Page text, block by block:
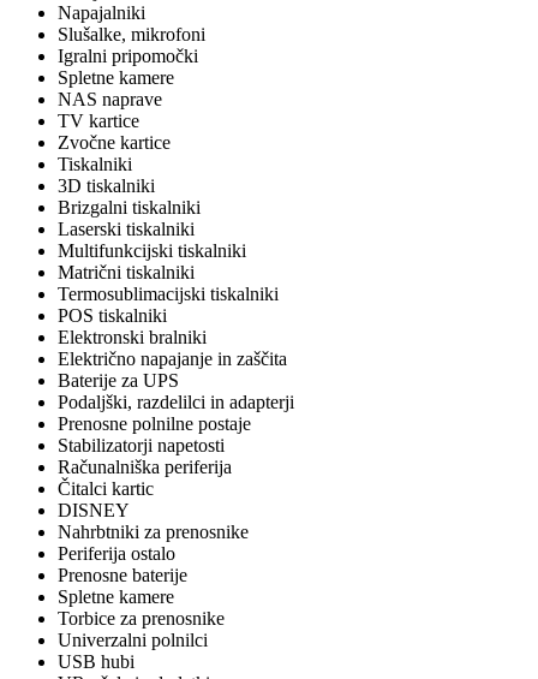
Napajalniki
Slušalke, mikrofoni
Igralni pripomočki
Spletne kamere
NAS naprave
TV kartice
Zvočne kartice
Tiskalniki
3D tiskalniki
Brizgalni tiskalniki
Laserski tiskalniki
Multifunkcijski tiskalniki
Matrični tiskalniki
Termosublimacijski tiskalniki
POS tiskalniki
Elektronski bralniki
Električno napajanje in zaščita
Baterije za UPS
Podaljški, razdelilci in adapterji
Prenosne polnilne postaje
Stabilizatorji napetosti
Računalniška periferija
Čitalci kartic
DISNEY
Nahrbtniki za prenosnike
Periferija ostalo
Prenosne baterije
Spletne kamere
Torbice za prenosnike
Univerzalni polnilci
USB hubi